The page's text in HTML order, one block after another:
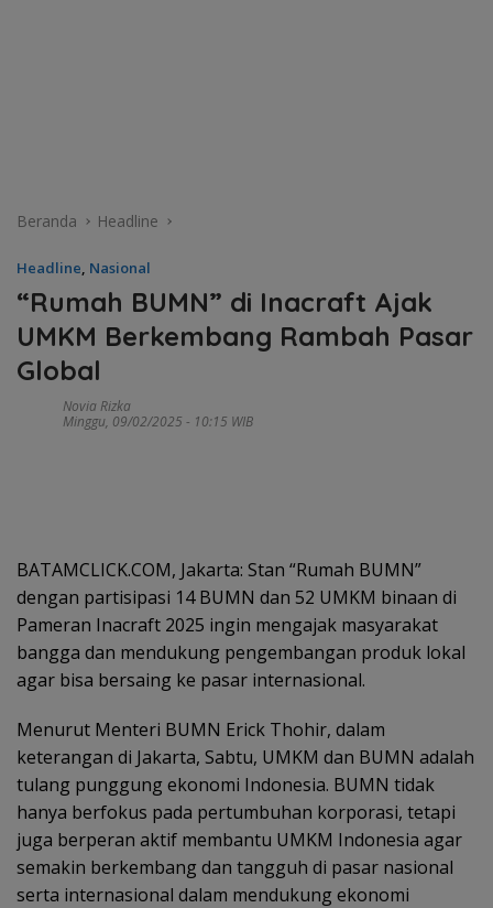
Beranda Headline
Headline, Nasional
“Rumah BUMN” di Inacraft Ajak
UMKM Berkembang Rambah Pasar
Global
Novia Rizka
Minggu, 09/02/2025 - 10:15 WIB
BATAMCLICK.COM, Jakarta: Stan “Rumah BUMN”
dengan partisipasi 14 BUMN dan 52 UMKM binaan di
Pameran Inacraft 2025 ingin mengajak masyarakat
bangga dan mendukung pengembangan produk lokal
agar bisa bersaing ke pasar internasional.
Menurut Menteri BUMN Erick Thohir, dalam
keterangan di Jakarta, Sabtu, UMKM dan BUMN adalah
tulang punggung ekonomi Indonesia. BUMN tidak
hanya berfokus pada pertumbuhan korporasi, tetapi
juga berperan aktif membantu UMKM Indonesia agar
semakin berkembang dan tangguh di pasar nasional
serta internasional dalam mendukung ekonomi